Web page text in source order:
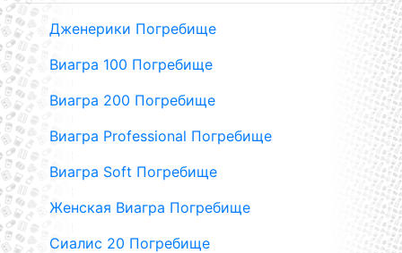
Дженерики Погребище
Виагра 100 Погребище
Виагра 200 Погребище
Виагра Professional Погребище
Виагра Soft Погребище
Женская Виагра Погребище
Сиалис 20 Погребище